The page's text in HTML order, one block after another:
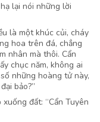
lại nói những lời
là một khúc củi, cháy
hoa trên đá, chẳng
nhân mà thôi. Cẩn
chục năm, không ai
những hoàng tử này,
bảo?”
đất: “Cẩn Tuyên